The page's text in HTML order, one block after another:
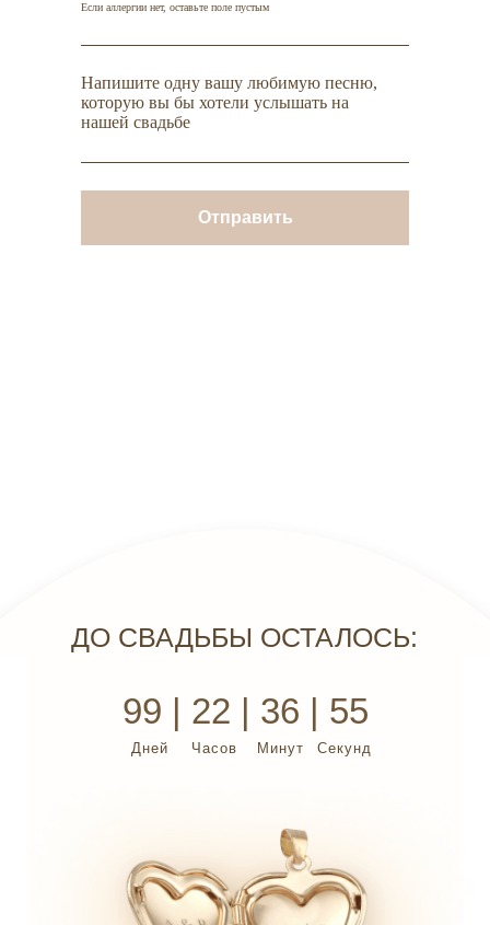
ДО СВАДЬБЫ ОСТАЛОСЬ:
Если аллергии нет, оставьте поле пустым
Напишите одну вашу любимую песню,
которую вы бы хотели услышать на
нашей свадьбе
Отправить
Дней Часов Минут Секунд
99 | 22 | 36 | 55